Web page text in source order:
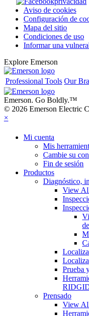
Aviso de cookies
Configuración de
Mapa del sitio
Condiciones de uso
Informar una
Explore Emerson
Professional Tools Our
Emerson. Go Boldly.™
© 2026 Emerson Electric
×
Mi cuenta
Mis
Cambie su
Fin de sesión
Productos
Diagnóstico,
View
Prueba
Prensado
View